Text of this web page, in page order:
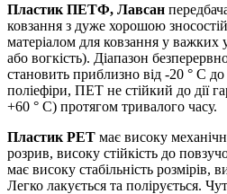
Пластик ПЕТФ, Лавсан
ковзання з дуже хорошою
матеріалом для ковзання у важких
або вогкість). Діапазон
становить приблизно від -20 ° C до
поліефіри, ПЕТ не стійкий до дії
+60 ° C) протягом тривалого часу.
Пластик PET має високу
розрив, високу стійкість до
має високу стабільність розмірів,
Легко лакується та полірується.